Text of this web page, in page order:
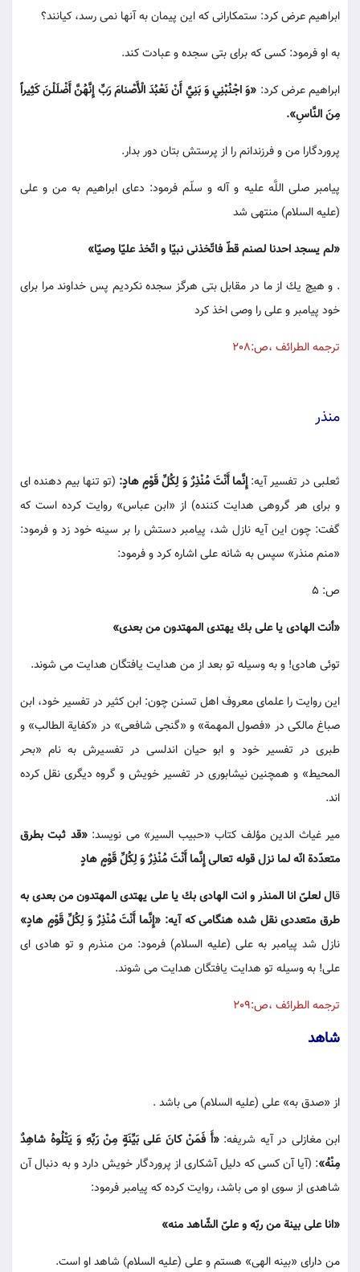
ابراهيم عرض كرد: ستمكارانى كه اين پيمان به آنها نمى رسد، كيانند؟
به او فرمود: كسى كه براى بتى سجده و عبادت كند.
ابراهيم عرض كرد: «وَ اجْنُبْنِي وَ بَنِيَّ أَنْ نَعْبُدَ الْأَصْنامَ رَبِّ إِنَّهُنَّ أَضْلَلْنَ كَثِيراً
مِنَ النَّاسِ».
پروردگارا من و فرزندانم را از پرستش بتان دور بدار.
پيامبر صلى اللَّه عليه و آله و سلّم فرمود: دعاى ابراهيم به من و على
(عليه السلام) منتهى شد
«لم يسجد احدنا لصنم قطّ فاتّخذنى نبيّا و اتّخذ عليّا وصيّا»
. و هيچ يك از ما در مقابل بتى هرگز سجده نكرديم پس خداوند مرا براى
خود پيامبر و على را وصى اخذ كرد
ترجمه الطرائف ،ص:208
منذر
ثعلبى در تفسير آيه:إِنَّما أَنْتَ مُنْذِرٌ وَ لِكُلِّ قَوْمٍ هادٍ: (تو تنها بيم دهنده اى
و براى هر گروهى هدايت كننده) از «ابن عباس» روايت كرده است كه
گفت: چون اين آيه نازل شد، پيامبر دستش را بر سينه خود زد و فرمود:
«منم منذر» سپس به شانه على اشاره كرد و فرمود:
ص: 5
«أنت الهادى يا على بك يهتدى المهتدون من بعدى»
توئى هادى! و به وسيله تو بعد از من هدايت يافتگان هدايت مى شوند.
اين روايت را علماى معروف اهل تسنن چون: ابن كثير در تفسير خود، ابن
صباغ مالكى در «فصول المهمة» و «گنجى شافعى» در «كفاية الطالب» و
طبرى در تفسير خود و ابو حيان اندلسى در تفسيرش به نام «بحر
المحيط» و همچنين نيشابورى در تفسير خويش و گروه ديگرى نقل كرده
اند.
مير غياث الدين مؤلف كتاب «حبيب السير» مى نويسد: «قد ثبت بطرق
متعدّدة انّه لما نزل قوله تعالى إِنَّما أَنْتَ مُنْذِرٌ وَ لِكُلِّ قَوْمٍ هادٍ
قال لعلىّ انا المنذر و انت الهادى بك يا على يهتدى المهتدون من بعدى به
طرق متعددى نقل شده هنگامى كه آيه: «إِنَّما أَنْتَ مُنْذِرٌ وَ لِكُلِّ قَوْمٍ هادٍ»
نازل شد پيامبر به على (عليه السلام) فرمود: من منذرم و تو هادى اى
على! به وسيله تو هدايت يافتگان هدايت مى شوند.
ترجمه الطرائف ،ص:209
شاهد
از «صدق به» على (عليه السلام) مى باشد .
ابن مغازلى در آيه شريفه:«أَ فَمَنْ كانَ عَلى بَيِّنَةٍ مِنْ رَبِّهِ وَ يَتْلُوهُ شاهِدٌ
مِنْهُ»: (آيا آن كسى كه دليل آشكارى از پروردگار خويش دارد و به دنبال آن
شاهدى از سوى او مى باشد، روايت كرده كه پيامبر فرمود:
«انا على بينة من ربّه و علىّ الشّاهد منه»
من داراى «بينه الهى» هستم و على (عليه السلام) شاهد او است.